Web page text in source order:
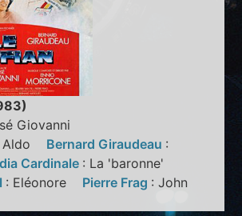
Giovanni
Aldo Bernard Giraudeau :
Cardinale : La 'baronne'
: Eléonore Pierre Frag : John